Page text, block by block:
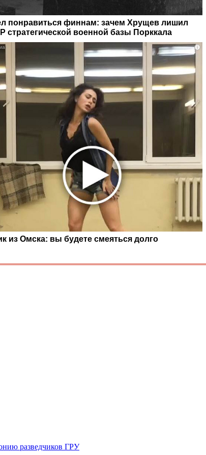
понравиться финнам: зачем Хрущев лишил
стратегической военной базы Порккала
i
из Омска: вы будете смеяться долго
разведчиков ГРУ